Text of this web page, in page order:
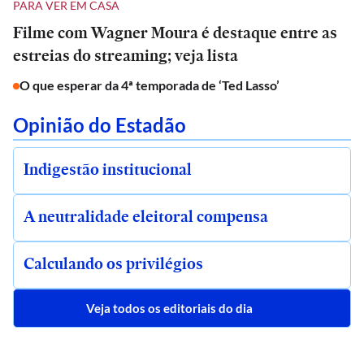
PARA VER EM CASA
Filme com Wagner Moura é destaque entre as
estreias do streaming; veja lista
O que esperar da 4ª temporada de ‘Ted Lasso’
Opinião do Estadão
Indigestão institucional
A neutralidade eleitoral compensa
Calculando os privilégios
Veja todos os editoriais do dia